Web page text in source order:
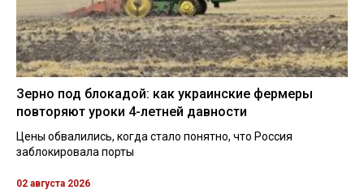
Зерно под блокадой: как украинские фермеры
повторяют уроки 4-летней давности
Цены обвалились, когда стало понятно, что Россия
заблокировала порты
02 августа 2026